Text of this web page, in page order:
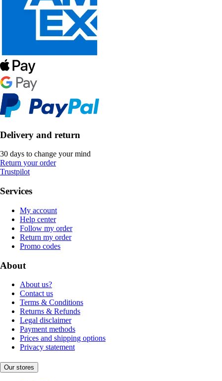
Delivery and return
30 days to change your mind
Return your order
Trustpilot
Services
My account
Help center
Follow my order
Return my order
Promo codes
About
About us?
Contact us
Terms & Conditions
Returns & Refunds
Legal disclaimer
Payment methods
Prices and shipping options
Privacy statement
Our stores